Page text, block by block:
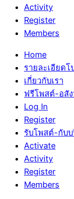
Activity
Register
Members
Home
รายละเอียด
เกี่ยวกับเรา
ฟรีโพสต์-อสั
Log In
Register
รับโพสต์-กับ
Activate
Activity
Register
Members